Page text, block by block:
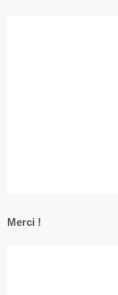
Merci !